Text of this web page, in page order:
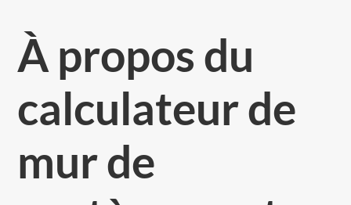
À propos du
calculateur de
mur de